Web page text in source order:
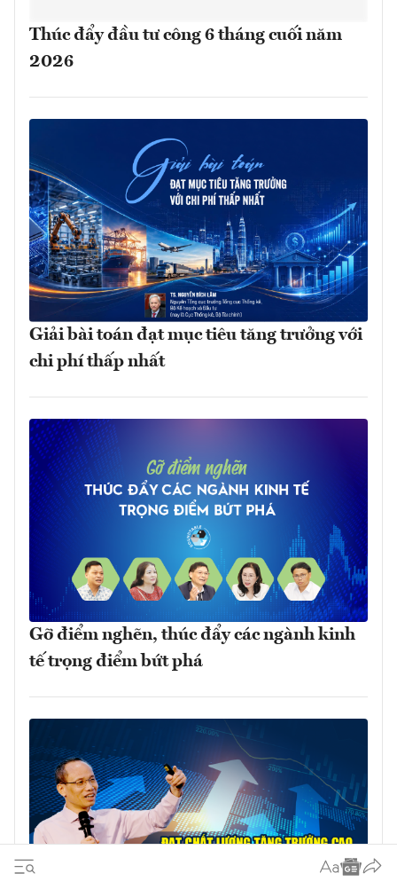
Thúc đẩy đầu tư công 6 tháng cuối năm
2026
Giải bài toán đạt mục tiêu tăng trưởng với
chi phí thấp nhất
Gỡ điểm nghẽn, thúc đẩy các ngành kinh
tế trọng điểm bứt phá